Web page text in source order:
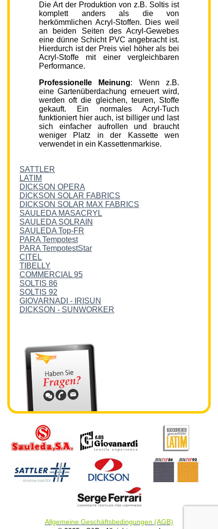
Die Art der Produktion von z.B. Soltis ist
komplett anders als die von
herkömmlichen Acryl-Stoffen. Dies weil
an beiden Seiten des Acryl-Gewebes
eine dünne Schicht PVC angebracht ist.
Hierdurch ist der Preis viel höher als bei
Acryl-Stoffe mit einer vergleichbaren
Performance.
Professionelle Meinung: Wenn z.B.
eine Gartenüberdachung erneuert wird,
werden oft die gleichen, teuren, Stoffe
gekauft. Ein normales Acryl-Tuch
funktioniert hier auch, ist billiger und last
sich einfacher aufrollen und braucht
weniger Platz in der Kassette wen
verwendet in ein Kassettenmarkise.
SATTLER
LATIM
DICKSON OPERA
DICKSON SOLAR FABRICS
DICKSON SOLAR MAX FABRICS
SAULEDA MASACRYL
SAULEDA SOLRAIN
SAULEDA Top-FR
PARA Tempotest
PARA TempotestStar
CITEL
TIBELLY
COMMERCIAL 95
SOLTIS 86
SOLTIS 92
GIOVARNADI - IRISUN
DICKSON - SUNWORKER
Allgemeine Geschäftsbedingungen (AGB)